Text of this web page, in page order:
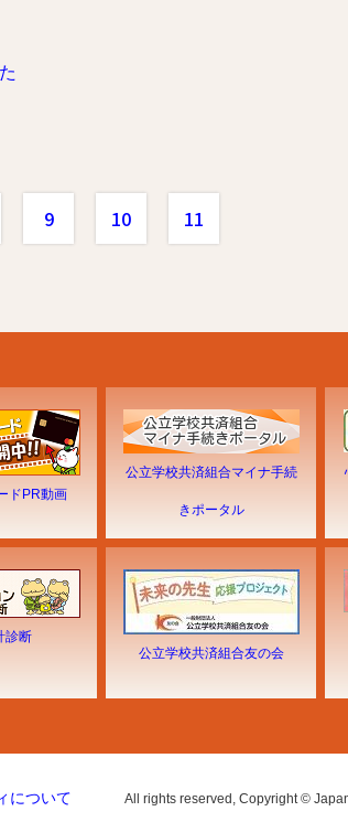
9 10 11
ドPR動画
公立学校共済組合マイナ手続
きポータル
診断
公立学校共済組合友の会
について All rights reserved, Copyright ©